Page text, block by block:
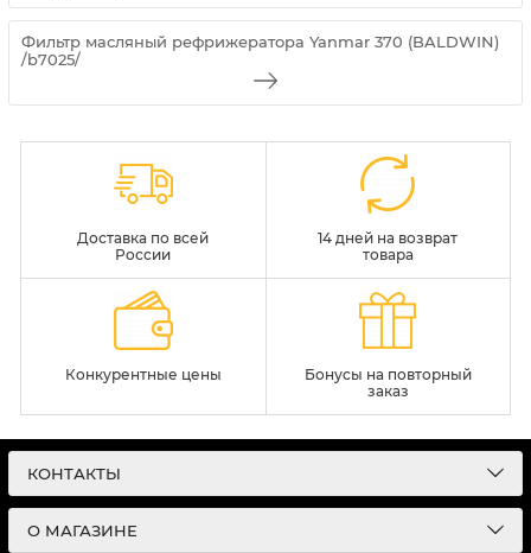
Фильтр масляный рефрижератора Yanmar 370 (BALDWIN)
/b7025/
Доставка по всей
России
14 дней на возврат
товара
Конкурентные цены
Бонусы на повторный
заказ
КОНТАКТЫ
О МАГАЗИНЕ